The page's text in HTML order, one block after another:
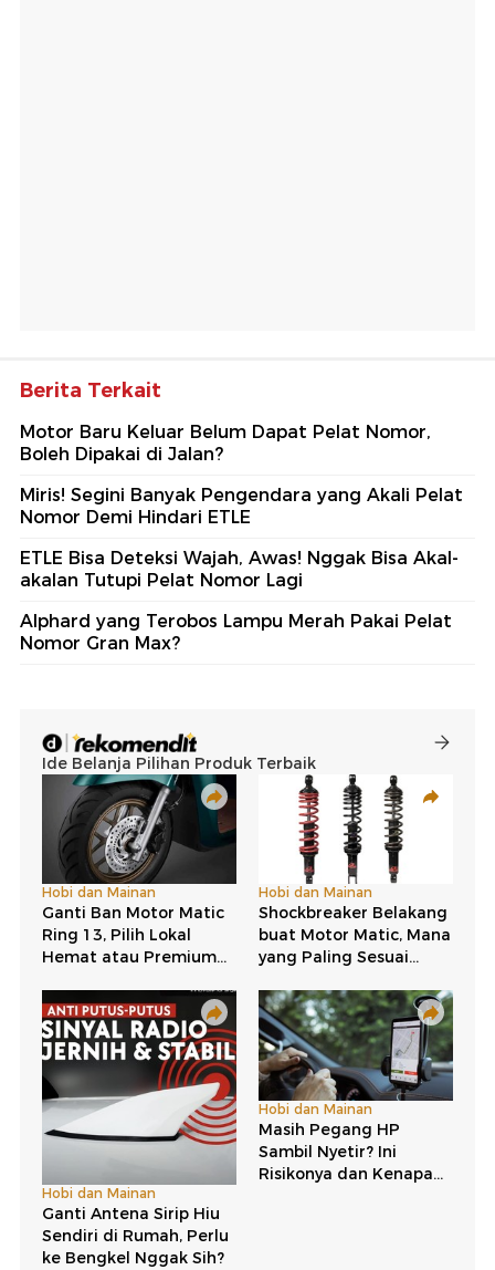
Berita Terkait
Motor Baru Keluar Belum Dapat Pelat Nomor,
Boleh Dipakai di Jalan?
Miris! Segini Banyak Pengendara yang Akali Pelat
Nomor Demi Hindari ETLE
ETLE Bisa Deteksi Wajah, Awas! Nggak Bisa Akal-
akalan Tutupi Pelat Nomor Lagi
Alphard yang Terobos Lampu Merah Pakai Pelat
Nomor Gran Max?